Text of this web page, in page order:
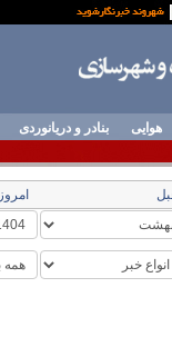
هوایی بنادر و دریانوردی
امروز